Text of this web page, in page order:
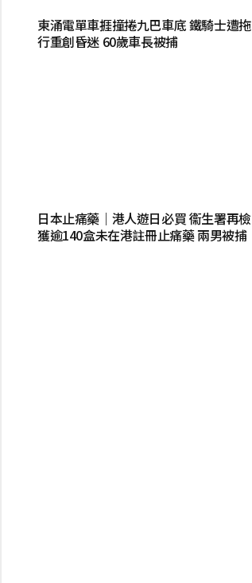
東涌電單車捱撞捲九巴車底 鐵騎士遭拖
行重創昏迷 60歲車長被捕
日本止痛藥｜港人遊日必買 衞生署再檢
獲逾140盒未在港註冊止痛藥 兩男被捕